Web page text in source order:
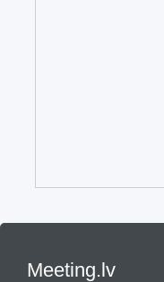
Meeting.lv